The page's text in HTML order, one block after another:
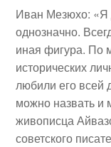
Иван Мезюхо: «Я
однозначно.
иная фигура. По
исторических
любили его всей
можно назвать и
живописца
советского